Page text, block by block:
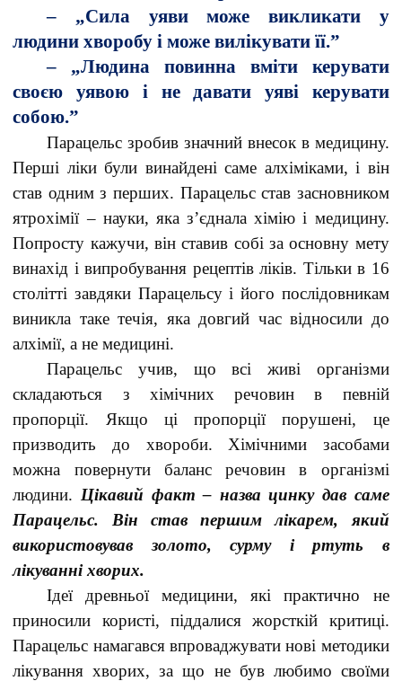
– „Сила уяви може викликати у
людини хворобу і може вилікувати її.”
– „Людина повинна вміти керувати
своєю уявою і не давати уяві керувати
собою.”
Парацельс зробив значний внесок в медицину.
Перші ліки були винайдені саме алхіміками, і він
став одним з перших. Парацельс став засновником
ятрохімії – науки, яка з’єднала хімію і медицину.
Попросту кажучи, він ставив собі за основну мету
винахід і випробування рецептів ліків. Тільки в 16
столітті завдяки Парацельсу і його послідовникам
виникла таке течія, яка довгий час відносили до
алхімії, а не медицині.
Парацельс учив, що всі живі організми
складаються з хімічних речовин в певній
пропорції. Якщо ці пропорції порушені, це
призводить до хвороби. Хімічними засобами
можна повернути баланс речовин в організмі
людини. Цікавий факт – назва цинку дав саме
Парацельс. Він став першим лікарем, який
використовував золото, сурму і ртуть в
лікуванні хворих.
Ідеї древньої медицини, які практично не
приносили користі, піддалися жорсткій критиці.
Парацельс намагався впроваджувати нові методики
лікування хворих, за що не був любимо своїми